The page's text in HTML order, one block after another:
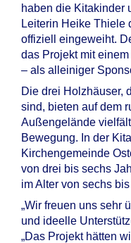
haben die Kitakinder
Leiterin Heike Thiele
offiziell eingeweiht.
das Projekt mit
– als alleiniger
Die drei Holzhäuser,
sind, bieten auf dem
Außengelände
Bewegung. In der
Kirchengemeinde
von drei bis sechs
im Alter von sechs
„Wir freuen uns sehr
und ideelle
„Das Projekt hätten